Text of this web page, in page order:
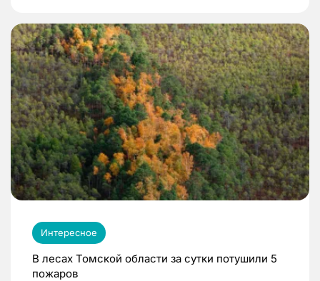
Интересное
В лесах Томской области за сутки потушили 5
пожаров